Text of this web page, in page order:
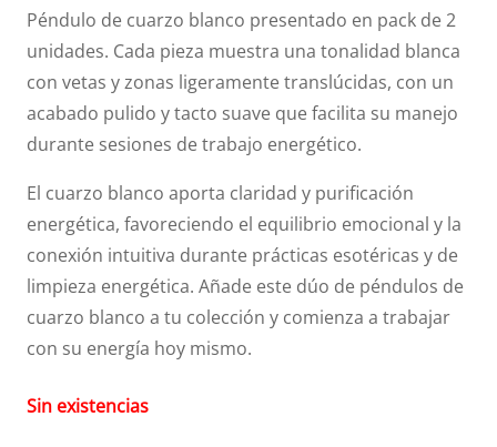
Péndulo de cuarzo blanco presentado en pack de 2
unidades. Cada pieza muestra una tonalidad blanca
con vetas y zonas ligeramente translúcidas, con un
acabado pulido y tacto suave que facilita su manejo
durante sesiones de trabajo energético.
El cuarzo blanco aporta claridad y purificación
energética, favoreciendo el equilibrio emocional y la
conexión intuitiva durante prácticas esotéricas y de
limpieza energética. Añade este dúo de péndulos de
cuarzo blanco a tu colección y comienza a trabajar
con su energía hoy mismo.
Sin existencias